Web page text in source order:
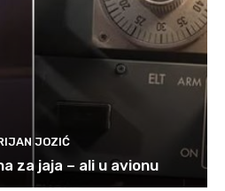
JOZIĆ
za jaja – ali u avionu